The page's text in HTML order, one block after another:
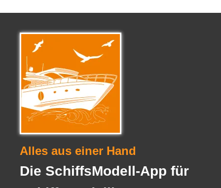
Alles aus einer Hand
Die SchiffsModell-App für